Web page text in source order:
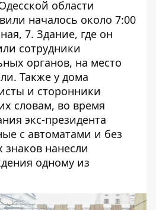
области
началось около 7:00
7. Здание, где он
сотрудники
органов, на место
Также у дома
и сторонники
словам, во время
экс-президента
с автоматами и без
знаков нанесли
одному из